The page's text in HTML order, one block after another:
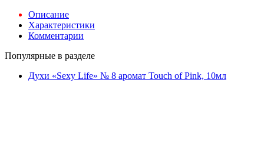
Описание
Характеристики
Комментарии
Популярные в разделе
Духи «Sexy Life» № 8 аромат Touch of Pink, 10мл